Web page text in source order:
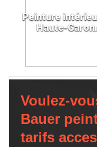
Peinture
Haute-
Voulez-
Bauer
tarifs